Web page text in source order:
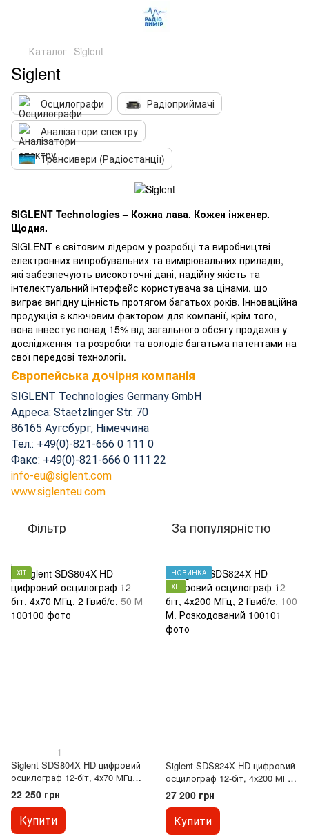
Каталог Siglent
Siglent
Осцилографи
Радіоприймачі
Аналізатори спектру
Трансивери (Радіостанції)
SIGLENT Technologies – Кожна лава. Кожен інженер.
Щодня.
SIGLENT є світовим лідером у розробці та виробництві
електронних випробувальних та вимірювальних приладів,
які забезпечують високоточні дані, надійну якість та
інтелектуальний інтерфейс користувача за цінами, що
виграє вигідну цінність протягом багатьох років. Інноваційна
продукція є ключовим фактором для компанії, крім того,
вона інвестує понад 15% від загального обсягу продажів у
дослідження та розробки та володіє багатьма патентами на
свої передові технології.
Європейська дочірня компанія
SIGLENT Technologies Germany GmbH
Адреса: Staetzlinger Str. 70
86165 Аугсбург, Німеччина
Тел.: +49(0)-821-666 0 111 0
Факс: +49(0)-821-666 0 111 22
info-eu@siglent.com
www.siglenteu.com
Фільтр За популярністю
ХІТ
1
Siglent SDS804X HD цифровий
осцилограф 12-біт, 4х70 МГц, 2
Гвиб/с, 50 М
22 250 грн
Купити
НОВИНКА
ХІТ
Siglent SDS824X HD цифровий
осцилограф 12-біт, 4х200 МГц,
2 Гвиб/с, 100 М. Розкодований
27 200 грн
Купити